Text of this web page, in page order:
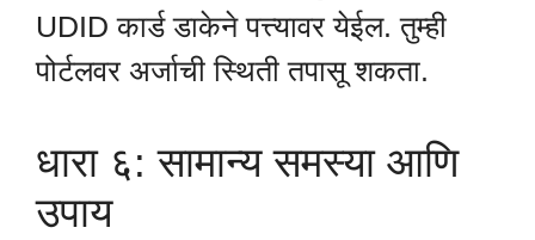
UDID कार्ड डाकेने पत्त्यावर येईल. तुम्ही
पोर्टलवर अर्जाची स्थिती तपासू शकता.
धारा ६: सामान्य समस्या आणि
उपाय